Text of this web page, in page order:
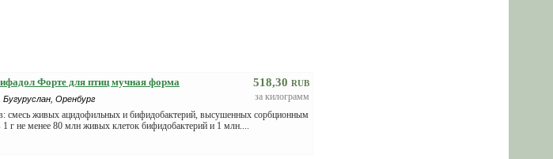
518,30 RUB
за килограмм
Форте для птиц мучная форма
Бугуруслан, Оренбург
смесь живых ацидофильных и бифидобактерий, высушенных сорбционным
1 г не менее 80 млн живых клеток бифидобактерий и 1 млн....